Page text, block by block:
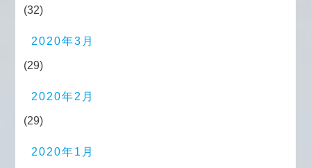
(32)
2020年3月
(29)
2020年2月
(29)
2020年1月